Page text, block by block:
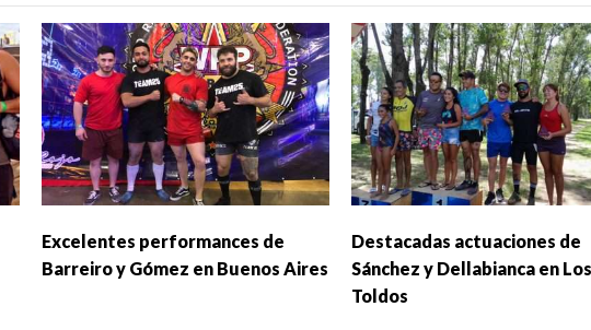
Excelentes performances de
Barreiro y Gómez en Buenos Aires
Destacadas actuaciones de
Sánchez y Dellabianca en Los
Toldos